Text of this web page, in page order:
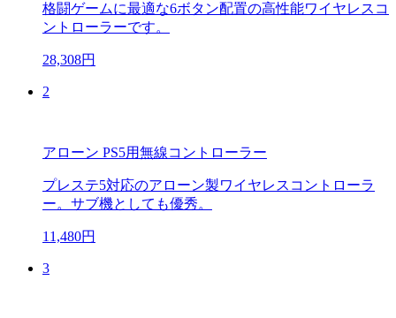
格闘ゲームに最適な6ボタン配置の高性能ワイヤレスコ
ントローラーです。
28,308円
2
アローン PS5用無線コントローラー
プレステ5対応のアローン製ワイヤレスコントローラ
ー。サブ機としても優秀。
11,480円
3